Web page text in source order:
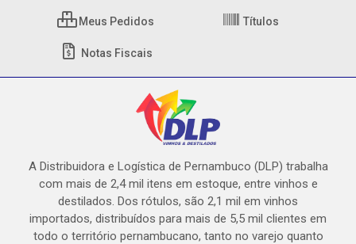
Meus Pedidos Títulos
Notas Fiscais
A Distribuidora e Logística de Pernambuco (DLP) trabalha
com mais de 2,4 mil itens em estoque, entre vinhos e
destilados. Dos rótulos, são 2,1 mil em vinhos
importados, distribuídos para mais de 5,5 mil clientes em
todo o território pernambucano, tanto no varejo quanto